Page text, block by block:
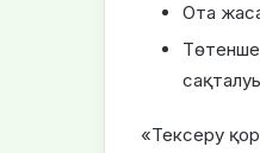
Ота
«Тексеру